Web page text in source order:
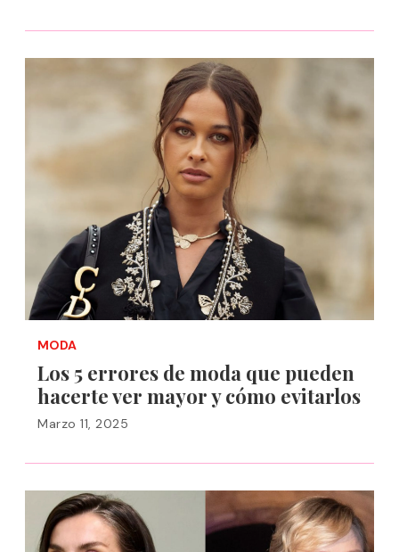
MODA
Los 5 errores de moda que pueden
hacerte ver mayor y cómo evitarlos
Marzo 11, 2025